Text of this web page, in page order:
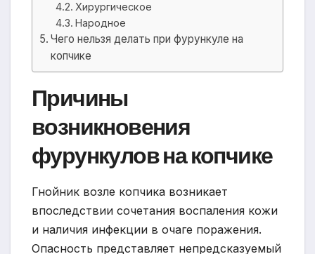
Хирургическое
Народное
Чего нельзя делать при фурункуле на
копчике
Причины
возникновения
фурункулов на копчике
Гнойник возле копчика возникает
впоследствии сочетания воспаления кожи
и наличия инфекции в очаге поражения.
Опасность представляет непредсказуемый